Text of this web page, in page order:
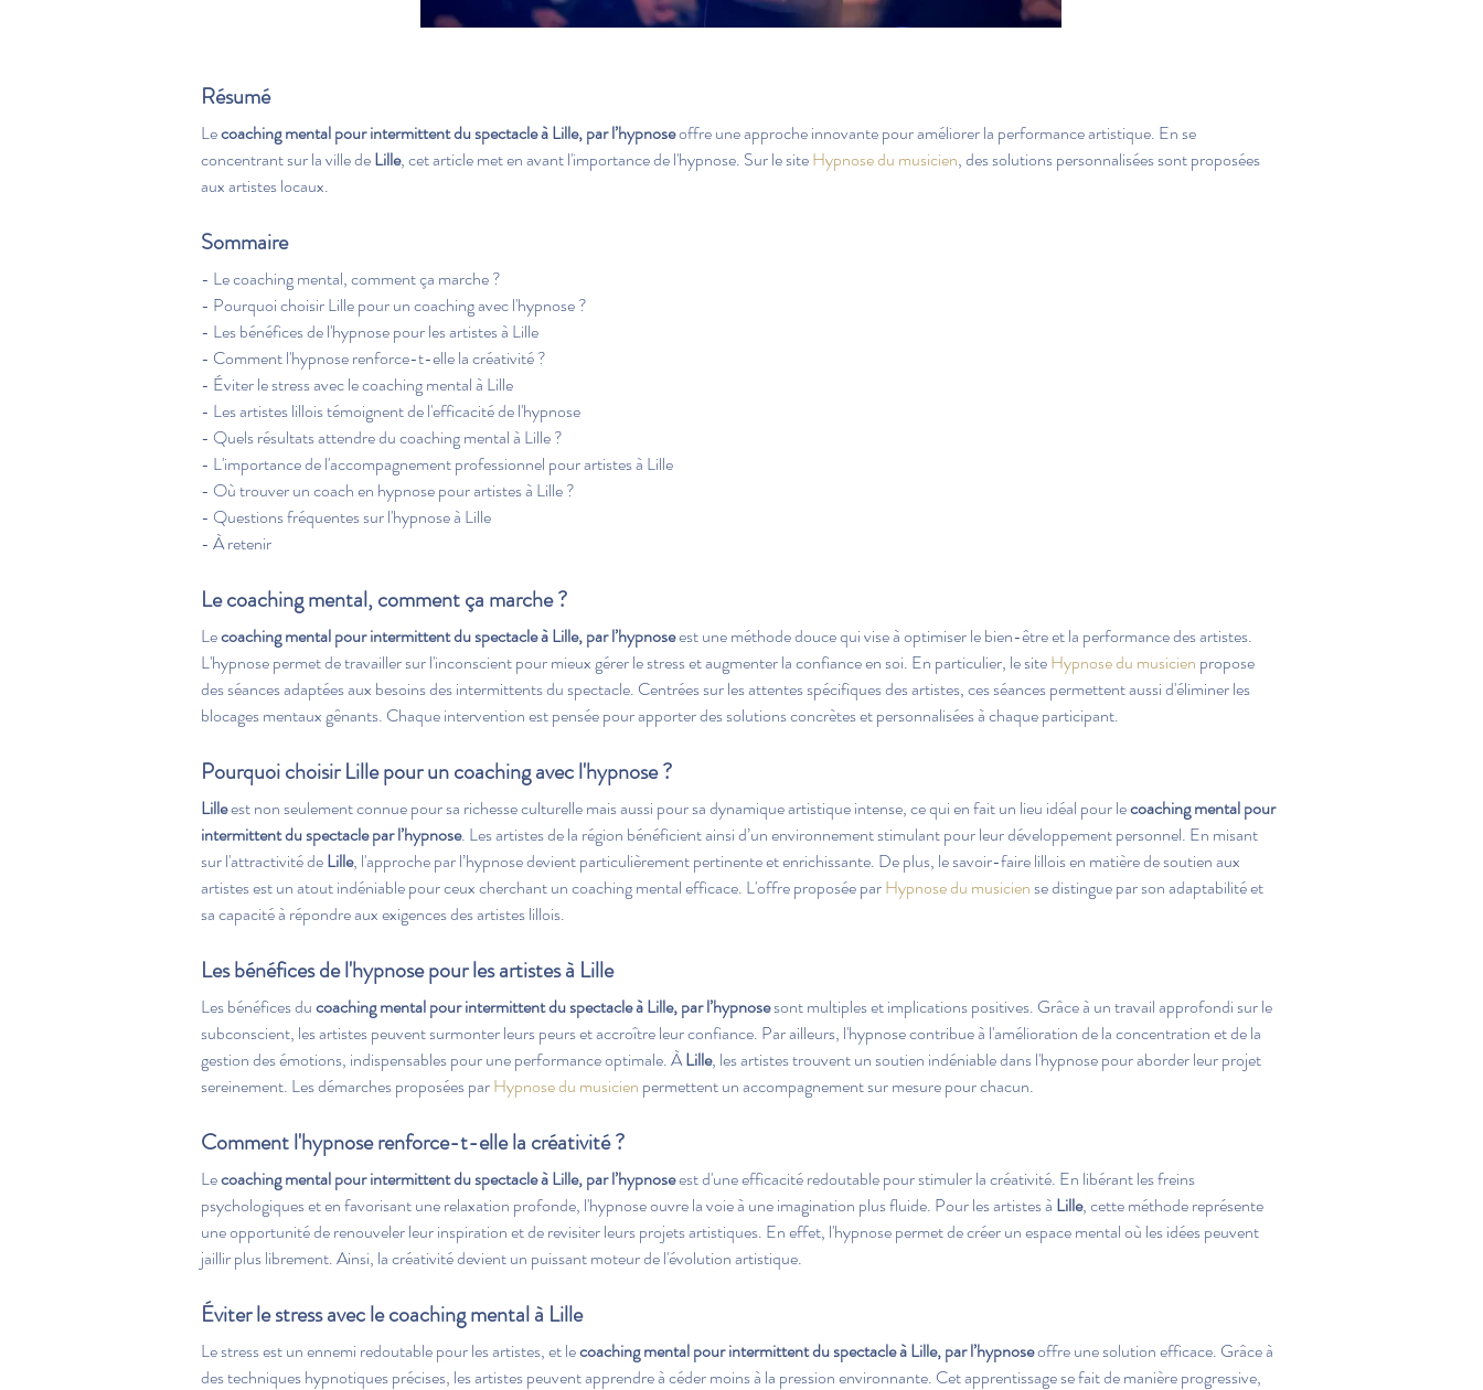
Résumé
Le coaching mental pour intermittent du spectacle à Lille, par l’hypnose offre une approche innovante pour améliorer la performance artistique. En se
concentrant sur la ville de Lille, cet article met en avant l'importance de l'hypnose. Sur le site Hypnose du musicien, des solutions personnalisées sont proposées
aux artistes locaux.
Sommaire
- Le coaching mental, comment ça marche ?
- Pourquoi choisir Lille pour un coaching avec l'hypnose ?
- Les bénéfices de l'hypnose pour les artistes à Lille
- Comment l'hypnose renforce-t-elle la créativité ?
- Éviter le stress avec le coaching mental à Lille
- Les artistes lillois témoignent de l'efficacité de l'hypnose
- Quels résultats attendre du coaching mental à Lille ?
- L'importance de l'accompagnement professionnel pour artistes à Lille
- Où trouver un coach en hypnose pour artistes à Lille ?
- Questions fréquentes sur l'hypnose à Lille
- À retenir
Le coaching mental, comment ça marche ?
Le coaching mental pour intermittent du spectacle à Lille, par l’hypnose est une méthode douce qui vise à optimiser le bien-être et la performance des artistes.
L'hypnose permet de travailler sur l'inconscient pour mieux gérer le stress et augmenter la confiance en soi. En particulier, le site Hypnose du musicien propose
des séances adaptées aux besoins des intermittents du spectacle. Centrées sur les attentes spécifiques des artistes, ces séances permettent aussi d'éliminer les
blocages mentaux gênants. Chaque intervention est pensée pour apporter des solutions concrètes et personnalisées à chaque participant.
Pourquoi choisir Lille pour un coaching avec l'hypnose ?
Lille est non seulement connue pour sa richesse culturelle mais aussi pour sa dynamique artistique intense, ce qui en fait un lieu idéal pour le coaching mental pour
intermittent du spectacle par l’hypnose. Les artistes de la région bénéficient ainsi d’un environnement stimulant pour leur développement personnel. En misant
sur l'attractivité de Lille, l'approche par l’hypnose devient particulièrement pertinente et enrichissante. De plus, le savoir-faire lillois en matière de soutien aux
artistes est un atout indéniable pour ceux cherchant un coaching mental efficace. L'offre proposée par Hypnose du musicien se distingue par son adaptabilité et
sa capacité à répondre aux exigences des artistes lillois.
Les bénéfices de l'hypnose pour les artistes à Lille
Les bénéfices du coaching mental pour intermittent du spectacle à Lille, par l’hypnose sont multiples et implications positives. Grâce à un travail approfondi sur le
subconscient, les artistes peuvent surmonter leurs peurs et accroître leur confiance. Par ailleurs, l'hypnose contribue à l'amélioration de la concentration et de la
gestion des émotions, indispensables pour une performance optimale. À Lille, les artistes trouvent un soutien indéniable dans l'hypnose pour aborder leur projet
sereinement. Les démarches proposées par Hypnose du musicien permettent un accompagnement sur mesure pour chacun.
Comment l'hypnose renforce-t-elle la créativité ?
Le coaching mental pour intermittent du spectacle à Lille, par l’hypnose est d'une efficacité redoutable pour stimuler la créativité. En libérant les freins
psychologiques et en favorisant une relaxation profonde, l'hypnose ouvre la voie à une imagination plus fluide. Pour les artistes à Lille, cette méthode représente
une opportunité de renouveler leur inspiration et de revisiter leurs projets artistiques. En effet, l'hypnose permet de créer un espace mental où les idées peuvent
jaillir plus librement. Ainsi, la créativité devient un puissant moteur de l'évolution artistique.
Éviter le stress avec le coaching mental à Lille
Le stress est un ennemi redoutable pour les artistes, et le coaching mental pour intermittent du spectacle à Lille, par l’hypnose offre une solution efficace. Grâce à
des techniques hypnotiques précises, les artistes peuvent apprendre à céder moins à la pression environnante. Cet apprentissage se fait de manière progressive,